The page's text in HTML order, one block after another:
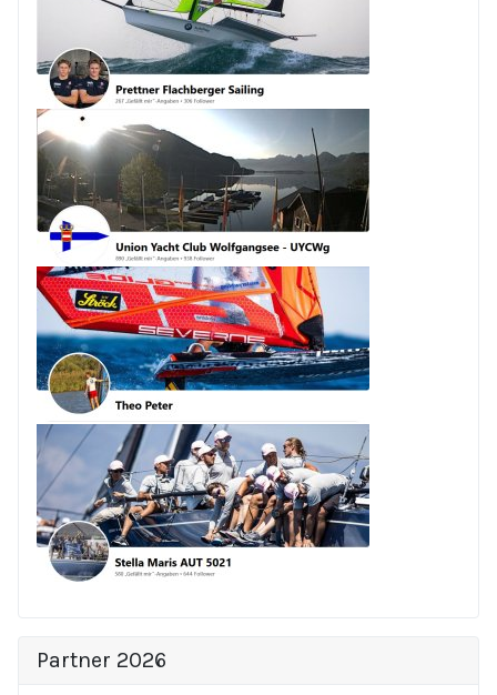
Partner 2026